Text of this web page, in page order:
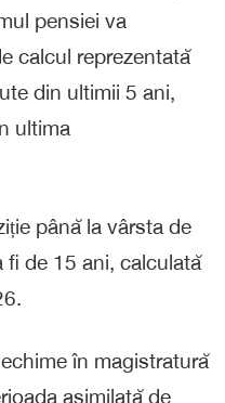
pensiei va
calcul reprezentată
din ultimii 5 ani,
ultima
până la vârsta de
fi de 15 ani, calculată
în magistratură
asimilată de